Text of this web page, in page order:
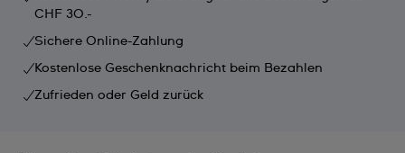
CHF 30.-
Sichere Online-Zahlung
Kostenlose Geschenknachricht beim Bezahlen
Zufrieden oder Geld zurück